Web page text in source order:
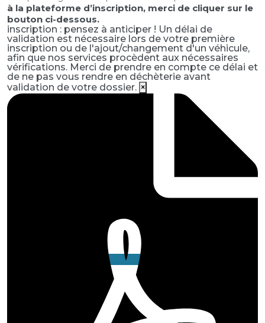
à la plateforme d’inscription, merci de cliquer sur le
bouton ci-dessous.
inscription : pensez à anticiper ! Un délai de
validation est nécessaire lors de votre première
inscription ou de l'ajout/changement d'un véhicule,
afin que nos services procèdent aux nécessaires
vérifications. Merci de prendre en compte ce délai et
de ne pas vous rendre en déchèterie avant
validation de votre dossier. ×